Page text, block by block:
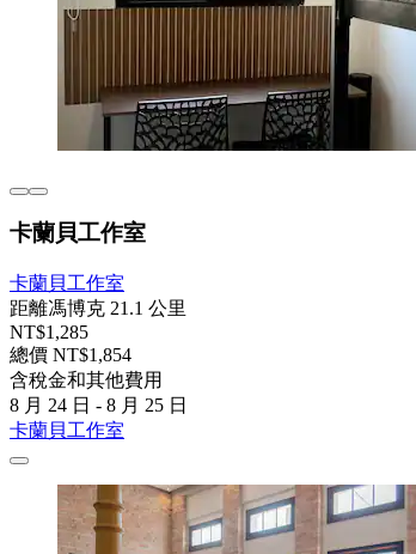
卡蘭貝工作室
卡蘭貝工作室
距離馮博克 21.1 公里
NT$1,285
總價 NT$1,854
含稅金和其他費用
8 月 24 日 - 8 月 25 日
卡蘭貝工作室